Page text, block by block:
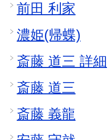
前田 利家
濃姫(帰蝶)
斎藤 道三 詳細
斎藤 道三
斎藤 義龍